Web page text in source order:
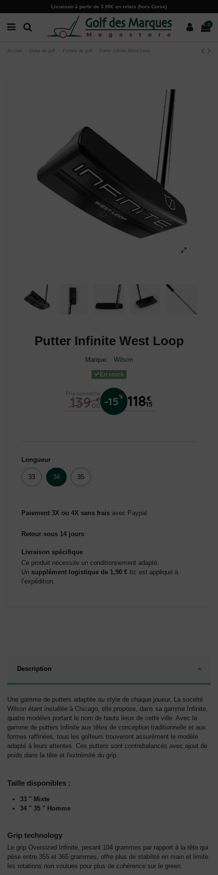
Livraison à partir de 3.90€ en relais (hors Corse)
0
Accueil Clubs de golf Putters de golf Putter Infinite West Loop
Putter Infinite West Loop
Marque: Wilson
En stock
Prix conseillé
139 €
00 -15% 118€
15
Longueur
33 34 35
Paiement 3X ou 4X sans frais avec Paypal
Retour sous 14 jours
Livraison spécifique
Ce produit nécessite un conditionnement adapté.
Un supplément logistique de 1,90 € ttc est appliqué à
l’expédition.
Description
Une gamme de putters adaptée au style de chaque joueur. La société
Wilson étant installée à Chicago, elle propose, dans sa gamme Infinite,
quatre modèles portant le nom de hauts lieux de cette ville. Avec la
gamme de putters Infinite aux têtes de conception traditionnelle et aux
formes raffinées, tous les golfeurs trouveront assurément le modèle
adapté à leurs attentes. Ces putters sont contrebalancés avec ajout de
poids dans la tête et l'extrémité du grip.
Taille disponibles :
33 " Mixte
34 " 35 " Homme
Grip technology
Le grip Oversized Infinite, pesant 104 grammes par rapport à la tête qui
pèse entre 355 et 365 grammes, offre plus de stabilité en main et limite
les rotations non voulues pour plus de cohérence sur le green.
Paramètres des cookies